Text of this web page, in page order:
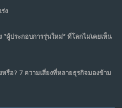
แพลตฟอร์ม : AI กำลังเปลี่ยนรัฐ
ง
“ผู้ประกอบการรุ่นใหม่” ที่โลกไม่เคยเห็น
รือ? 7 ความเสี่ยงที่หลายธุรกิจมองข้าม